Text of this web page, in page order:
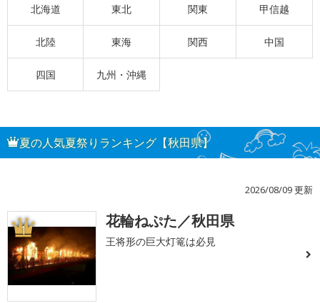
北海道 東北 関東 甲信越
北陸 東海 関西 中国
四国 九州・沖縄
夏の人気夏祭りランキング【秋田県】
2026/08/09 更新
1 花輪ねぷた／秋田県
王将形の巨大灯篭は必見